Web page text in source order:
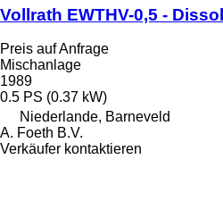
Vollrath EWTHV-0,5 -
Preis auf Anfrage
Mischanlage
1989
0.5 PS (0.37 kW)
Niederlande, Barneveld
A. Foeth B.V.
Verkäufer kontaktieren